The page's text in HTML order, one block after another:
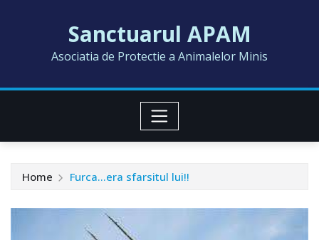
Sanctuarul APAM
Asociatia de Protectie a Animalelor Minis
Home Furca…era sfarsitul lui!!